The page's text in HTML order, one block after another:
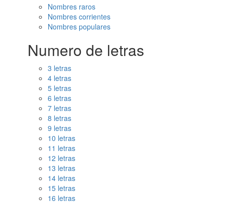
Nombres raros
Nombres corrientes
Nombres populares
Numero de letras
3 letras
4 letras
5 letras
6 letras
7 letras
8 letras
9 letras
10 letras
11 letras
12 letras
13 letras
14 letras
15 letras
16 letras